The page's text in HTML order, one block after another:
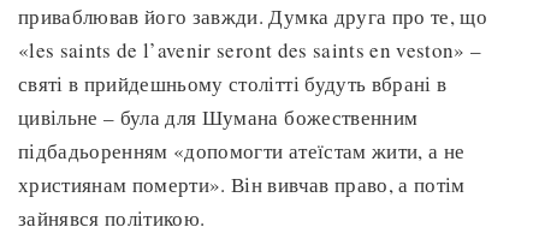
приваблював його завжди. Думка друга про те, що
«les saints de l’avenir seront des saints en veston» –
святі в прийдешньому столітті будуть вбрані в
цивільне – була для Шумана божественним
підбадьоренням «допомогти атеїстам жити, а не
християнам померти». Він вивчав право, а потім
зайнявся політикою.